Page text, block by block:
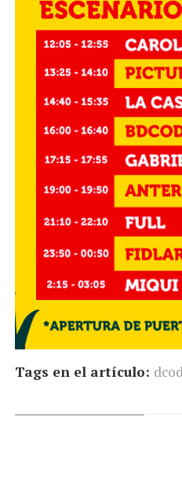
Tags en el artículo: